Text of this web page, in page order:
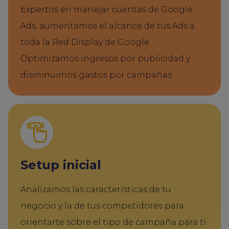
Expertos en manejar cuentas de Google
Ads, aumentamos el alcance de tus Ads a
toda la Red Display de Google.
Optimizamos ingresos por publicidad y
disminuimos gastos por campañas.
Setup inicial
Analizamos las características de tu
negocio y la de tus competidores para
orientarte sobre el tipo de campaña para ti